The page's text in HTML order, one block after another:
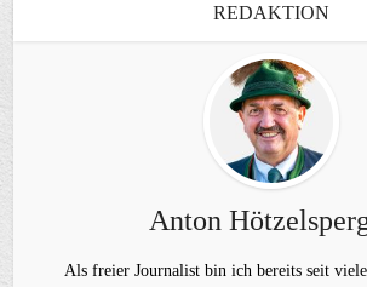
REDAKTION
Anton
Als freier Journalist bin ich bereits seit